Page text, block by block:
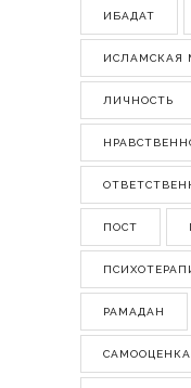
ИБАДАТ
ИСЛАМСКАЯ
ЛИЧНОСТЬ
ПОСТ
РАМАДАН
САМООЦЕНКА